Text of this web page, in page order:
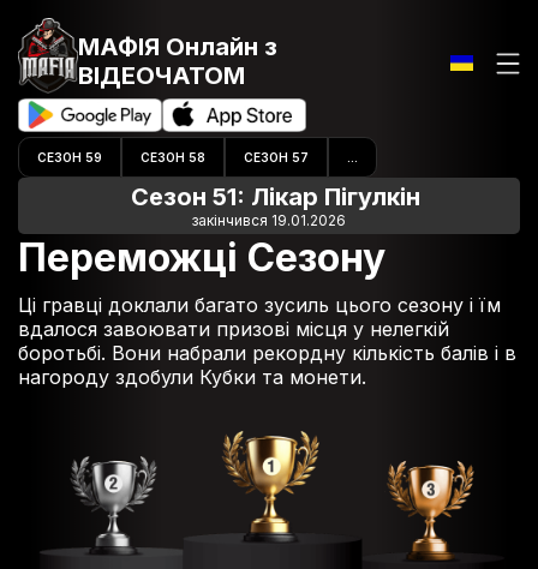
МАФІЯ Онлайн з
ВІДЕОЧАТОМ
СЕЗОН 59 СЕЗОН 58 СЕЗОН 57
Сезон 51: Лікар Пігулкін
закінчився 19.01.2026
Переможці Сезону
Ці гравці доклали багато зусиль цього сезону і їм
вдалося завоювати призові місця у нелегкій
боротьбі. Вони набрали рекордну кількість балів і в
нагороду здобули Кубки та монети.